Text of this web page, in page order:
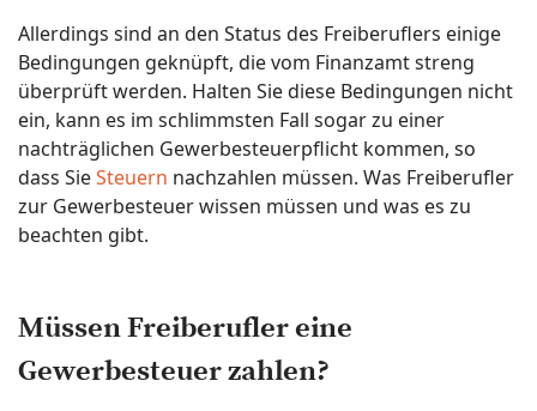
Allerdings sind an den Status des Freiberuflers einige
Bedingungen geknüpft, die vom Finanzamt streng
überprüft werden. Halten Sie diese Bedingungen nicht
ein, kann es im schlimmsten Fall sogar zu einer
nachträglichen Gewerbesteuerpflicht kommen, so
dass SieSteuern nachzahlen müssen. Was Freiberufler
zur Gewerbesteuer wissen müssen und was es zu
beachten gibt.
Müssen Freiberufler eine
Gewerbesteuer zahlen?